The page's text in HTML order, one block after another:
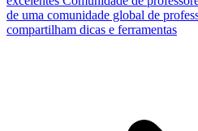
de uma comunidade global de
compartilham dicas e ferramentas